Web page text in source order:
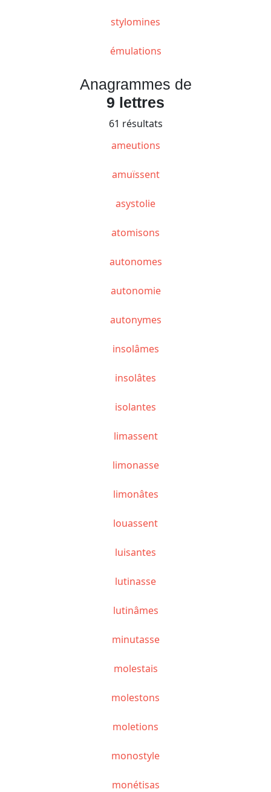
stylomines
émulations
Anagrammes de
9 lettres
61 résultats
ameutions
amuïssent
asystolie
atomisons
autonomes
autonomie
autonymes
insolâmes
insolâtes
isolantes
limassent
limonasse
limonâtes
louassent
luisantes
lutinasse
lutinâmes
minutasse
molestais
molestons
moletions
monostyle
monétisas